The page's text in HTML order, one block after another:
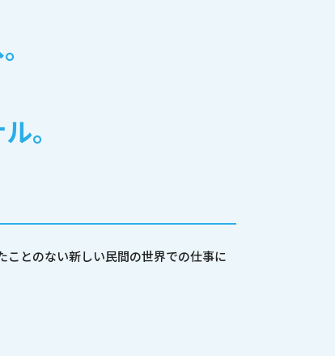
。
とのない新しい民間の世界での仕事に